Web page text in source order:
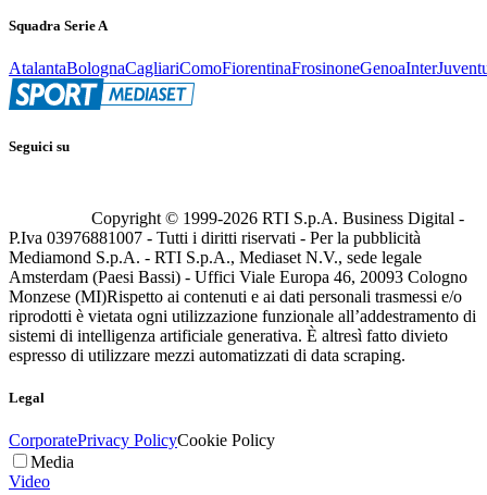
Squadra Serie A
AtalantaBolognaCagliariComoFiorentinaFrosinoneGenoaInter
Seguici su
Copyright © 1999-2026 RTI S.p.A. Business Digital -
P.Iva 03976881007 - Tutti i diritti riservati - Per la pubblicità
Mediamond S.p.A. - RTI S.p.A., Mediaset N.V., sede legale
Amsterdam (Paesi Bassi) - Uffici Viale Europa 46, 20093 Cologno
Monzese (MI)Rispetto ai contenuti e ai dati personali trasmessi e/o
riprodotti è vietata ogni utilizzazione funzionale all’addestramento di
sistemi di intelligenza artificiale generativa. È altresì fatto divieto
espresso di utilizzare mezzi automatizzati di data scraping.
Legal
CorporatePrivacy PolicyCookie Policy
Media
Video